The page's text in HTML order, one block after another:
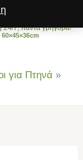
7, πάντα γρήγορα!
60×45×36cm
για Πτηνά »